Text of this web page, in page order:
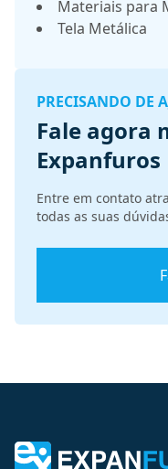
Materiais para
Tela Metálica
PRECISANDO DE
Fale agora
Expanfuros
Entre em contato
todas as suas